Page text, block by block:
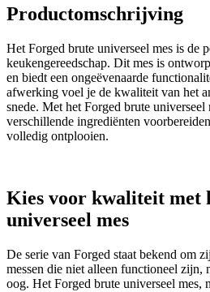
Productomschrijving
Het Forged brute universeel mes is de
keukengereedschap. Dit mes is
en biedt een ongeëvenaarde
afwerking voel je de kwaliteit van het
snede. Met het Forged brute universeel
verschillende ingrediënten
volledig ontplooien.
Kies voor kwaliteit met
universeel mes
De serie van Forged staat bekend om
messen die niet alleen functioneel zijn,
oog. Het Forged brute universeel mes,